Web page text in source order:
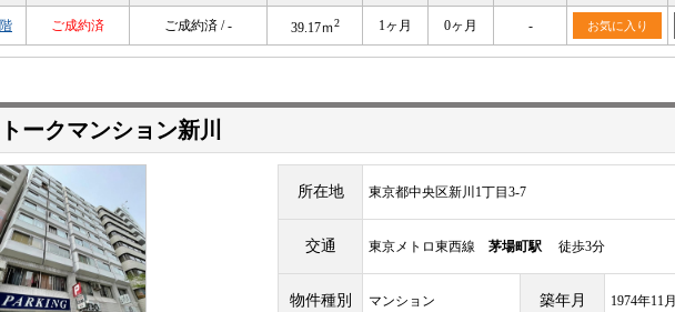
ご成約済 ご成約済 / - 39.17ｍ2 1ヶ月 0ヶ月 - お気に入り
ークマンション新川
所在地 東京都中央区新川1丁目3-7
交通 東京メトロ東西線 茅場町駅 徒歩3分
物件種別 マンション 築年月 1974年11月